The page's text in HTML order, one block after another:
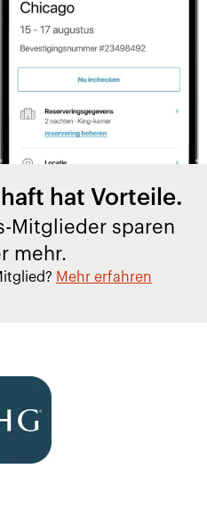
hat Vorteile.
Mitglieder sparen
mehr.
Mehr erfahren​